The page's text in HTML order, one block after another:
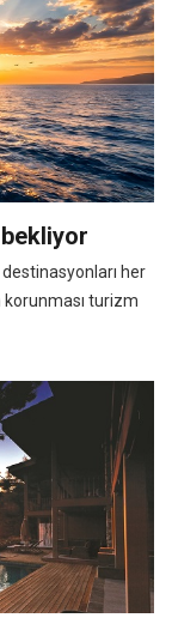
her
korunması turizm